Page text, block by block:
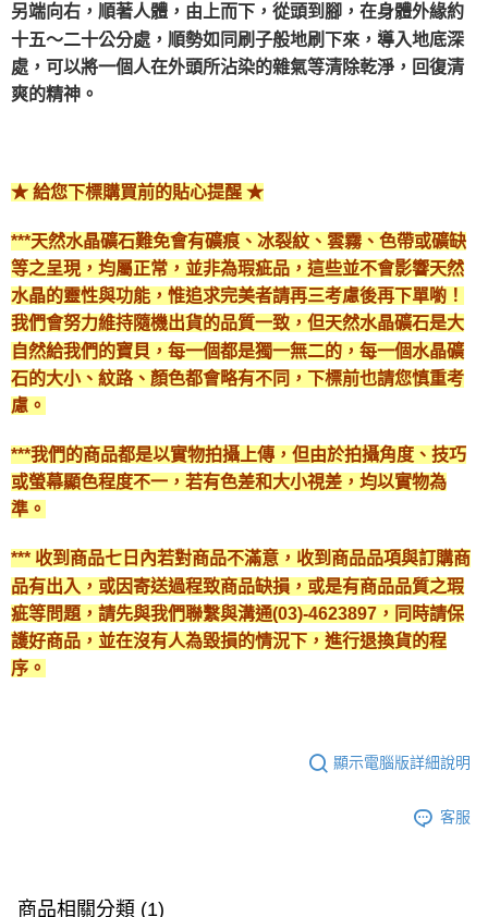
免運費
另端向右，順著人體，由上而下，從頭到腳，在身體外緣約
十五～二十公分處，順勢如同刷子般地刷下來，導入地底深
處，可以將一個人在外頭所沾染的雜氣等清除乾淨，回復清
爽的精神。
★ 給您下標購買前的貼心提醒 ★
***天然水晶礦石難免會有礦痕、冰裂紋、雲霧、色帶或礦缺
等之呈現，均屬正常，並非為瑕疵品，這些並不會影響天然
水晶的靈性與功能，惟追求完美者請再三考慮後再下單喲！
我們會努力維持隨機出貨的品質一致，但天然水晶礦石是大
自然給我們的寶貝，每一個都是獨一無二的，每一個水晶礦
石的大小、紋路、顏色都會略有不同，下標前也請您慎重考
慮。
***我們的商品都是以實物拍攝上傳，但由於拍攝角度、技巧
或螢幕顯色程度不一，若有色差和大小視差，均以實物為
準。
*** 收到商品七日內若對商品不滿意，收到商品品項與訂購商
品有出入，或因寄送過程致商品缺損，或是有商品品質之瑕
疵等問題，請先與我們聯繫與溝通(03)-4623897，同時請保
護好商品，並在沒有人為毀損的情況下，進行退換貨的程
序。
顯示電腦版詳細說明
客服
商品相關分類 (1)